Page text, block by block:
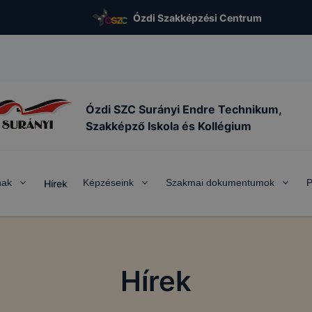
Ózdi Szakképzési Centrum
Ózdi SZC Surányi Endre Technikum,
Szakképző Iskola és Kollégium
Hírek Képzéseink Szakmai dokumentumok
Hírek